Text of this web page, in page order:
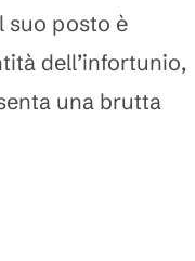
suo posto è
dell’infortunio,
una brutta